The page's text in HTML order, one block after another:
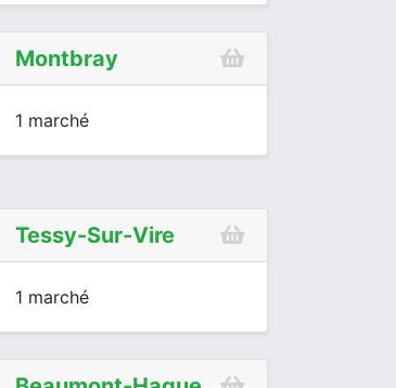
Montbray
1 marché
Tessy-Sur-Vire
1 marché